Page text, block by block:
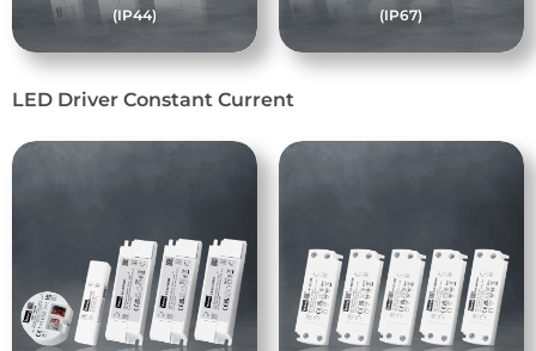
(IP44)
(IP67)
LED Driver Constant Current